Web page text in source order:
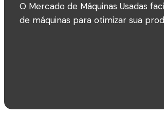
O Mercado de Máquinas Usadas
de máquinas para otimizar sua